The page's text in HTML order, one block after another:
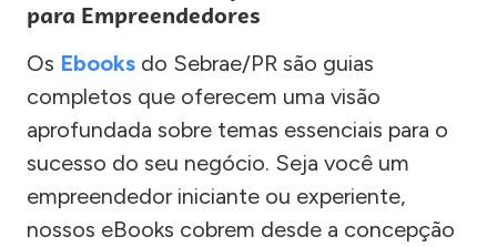
para Empreendedores
Os Ebooks do Sebrae/PR são guias
completos que oferecem uma visão
aprofundada sobre temas essenciais para o
sucesso do seu negócio. Seja você um
empreendedor iniciante ou experiente,
nossos eBooks cobrem desde a concepção